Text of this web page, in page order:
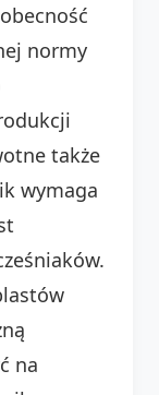
normy
także
wymaga
na